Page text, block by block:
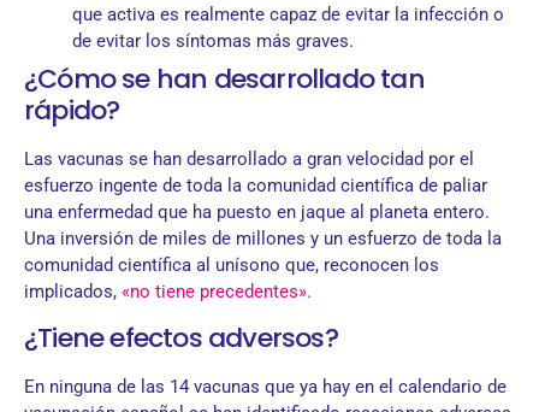
que activa es realmente capaz de evitar la infección o
de evitar los síntomas más graves.
¿Cómo se han desarrollado tan
rápido?
Las vacunas se han desarrollado a gran velocidad por el
esfuerzo ingente de toda la comunidad científica de paliar
una enfermedad que ha puesto en jaque al planeta entero.
Una inversión de miles de millones y un esfuerzo de toda la
comunidad científica al unísono que, reconocen los
implicados, «no tiene precedentes».
¿Tiene efectos adversos?
En ninguna de las 14 vacunas que ya hay en el calendario de